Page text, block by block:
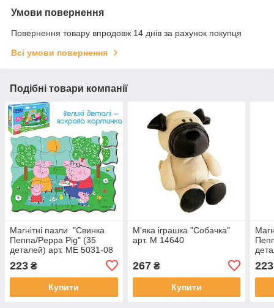
Умови повернення
Повернення товару впродовж 14 днів за рахунок покупця
Всі умови повернення
Подібні товари компанії
Магнітні пазли "Свинка
Пеппа/Peppa Pig" (35
деталей) арт. ME 5031-08
223 ₴
Купити
М'яка іграшка "Собачка"
арт. M 14640
267₴
Купити
223